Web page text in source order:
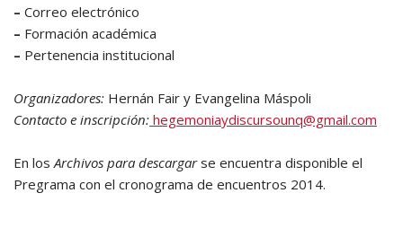
– Correo electrónico
– Formación académica
– Pertenencia institucional
Organizadores: Hernán Fair y Evangelina Máspoli
Contacto e inscripción: hegemoniaydiscursounq@gmail.com
En losArchivos para descargarse encuentra disponible el
Pregrama con el cronograma de encuentros 2014.